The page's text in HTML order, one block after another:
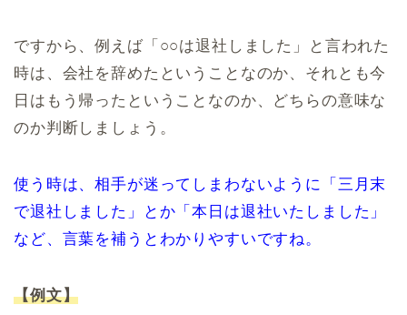
ですから、例えば「○○は退社しました」と言われた
時は、会社を辞めたということなのか、それとも今
日はもう帰ったということなのか、どちらの意味な
のか判断しましょう。
使う時は、相手が迷ってしまわないように「三月末
で退社しました」とか「本日は退社いたしました」
など、言葉を補うとわかりやすいですね。
【例文】